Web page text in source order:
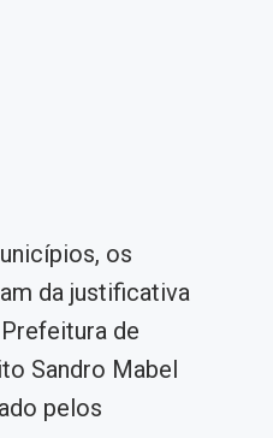
os
da justificativa
de
Sandro Mabel
pelos